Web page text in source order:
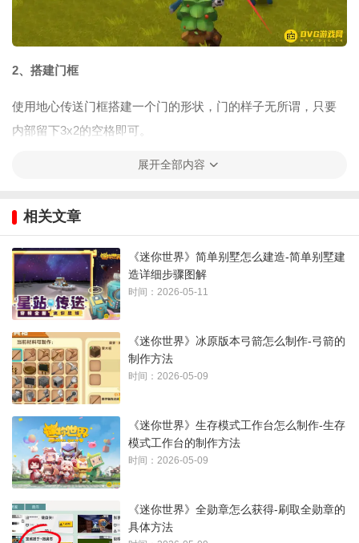
2、搭建门框
使用地心传送门框搭建一个门的形状，门的样子无所谓，只要
内部留下3x2的空格即可。
3、准备传送门块
还需要准备至少六块地心传送门块。
展开全部内容
相关文章
《迷你世界》简单别墅怎么建造-简单别墅建
造详细步骤图解
时间：2026-05-11
《迷你世界》冰原版本弓箭怎么制作-弓箭的
制作方法
时间：2026-05-09
《迷你世界》生存模式工作台怎么制作-生存
模式工作台的制作方法
时间：2026-05-09
《迷你世界》全勋章怎么获得-刷取全勋章的
具体方法